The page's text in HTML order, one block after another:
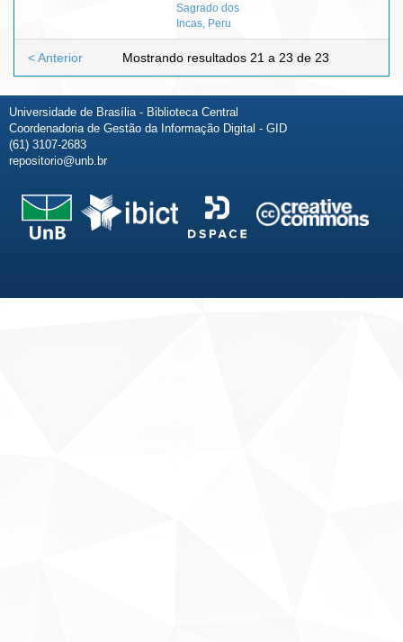
Sagrado dos
Incas, Peru
Mostrando resultados 21 a 23 de 23
< Anterior
Universidade de Brasília - Biblioteca Central
Coordenadoria de Gestão da Informação Digital - GID
(61) 3107-2683
repositorio@unb.br